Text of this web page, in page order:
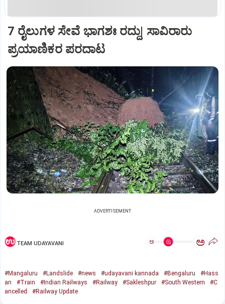
7 ರೈಲುಗಳ ಸೇವೆ ಭಾಗಶಃ ರದ್ದು| ಸಾವಿರಾರು
ಪ್ರಯಾಣಿಕರ ಪರದಾಟ
ADVERTISEMENT
TEAM UDAYAVANI ಅ ಅ
#Mangaluru #Landslide #news #udayavani kannada #Bengaluru
#Hass
an
#Train #Indian Railways #Railway #Sakleshpur #South Western
#C
ancelled
#Railway Update